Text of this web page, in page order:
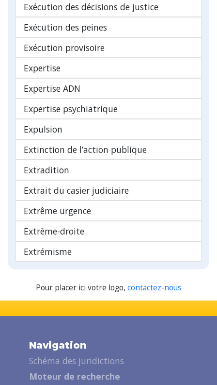
Exécution des décisions de justice
Exécution des peines
Exécution provisoire
Expertise
Expertise ADN
Expertise psychiatrique
Expulsion
Extinction de l’action publique
Extradition
Extrait du casier judiciaire
Extrême urgence
Extrême-droite
Extrémisme
Pour placer ici votre logo, contactez-nous
Navigation
Schéma des juridictions
Moteur de recherche